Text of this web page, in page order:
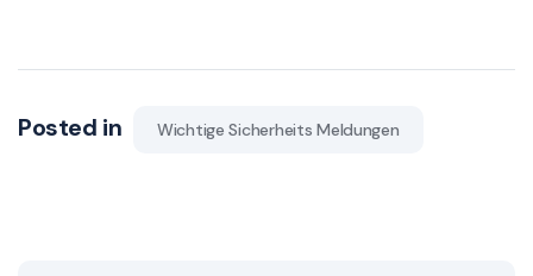
Posted in Wichtige Sicherheits Meldungen